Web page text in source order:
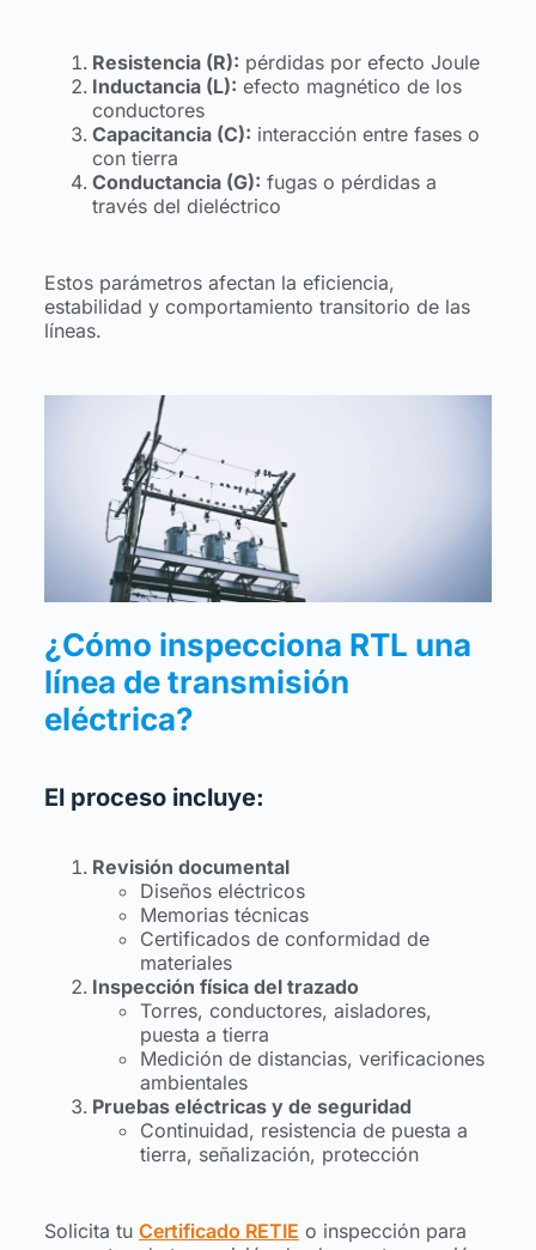
Resistencia (R): pérdidas por efecto Joule
Inductancia (L): efecto magnético de los
conductores
Capacitancia (C): interacción entre fases o
con tierra
Conductancia (G): fugas o pérdidas a
través del dieléctrico
Estos parámetros afectan la eficiencia,
estabilidad y comportamiento transitorio de las
líneas.
¿Cómo inspecciona RTL una
línea de transmisión
eléctrica?
El proceso incluye:
Revisión documental
Diseños eléctricos
Memorias técnicas
Certificados de conformidad de
materiales
Inspección física del trazado
Torres, conductores, aisladores,
puesta a tierra
Medición de distancias, verificaciones
ambientales
Pruebas eléctricas y de seguridad
Continuidad, resistencia de puesta a
tierra, señalización, protección
Solicita tu Certificado RETIE o inspección para